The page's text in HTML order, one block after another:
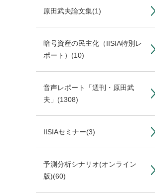
原田武夫論文集(1)
暗号資産の民主化（IISIA特別レ
ポート） (10)
音声レポート「週刊・原田武
夫」 (1308)
IISIAセミナー(3)
予測分析シナリオ(オンライン
版)(60)